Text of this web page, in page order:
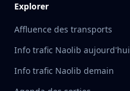
Explorer
Affluence des transports
Info trafic Naolib aujourd'hui
Info trafic Naolib demain